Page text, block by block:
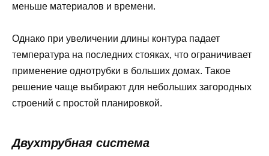
меньше материалов и времени.
Однако при увеличении длины контура падает
температура на последних стояках, что ограничивает
применение однотрубки в больших домах. Такое
решение чаще выбирают для небольших загородных
строений с простой планировкой.
Двухтрубная система